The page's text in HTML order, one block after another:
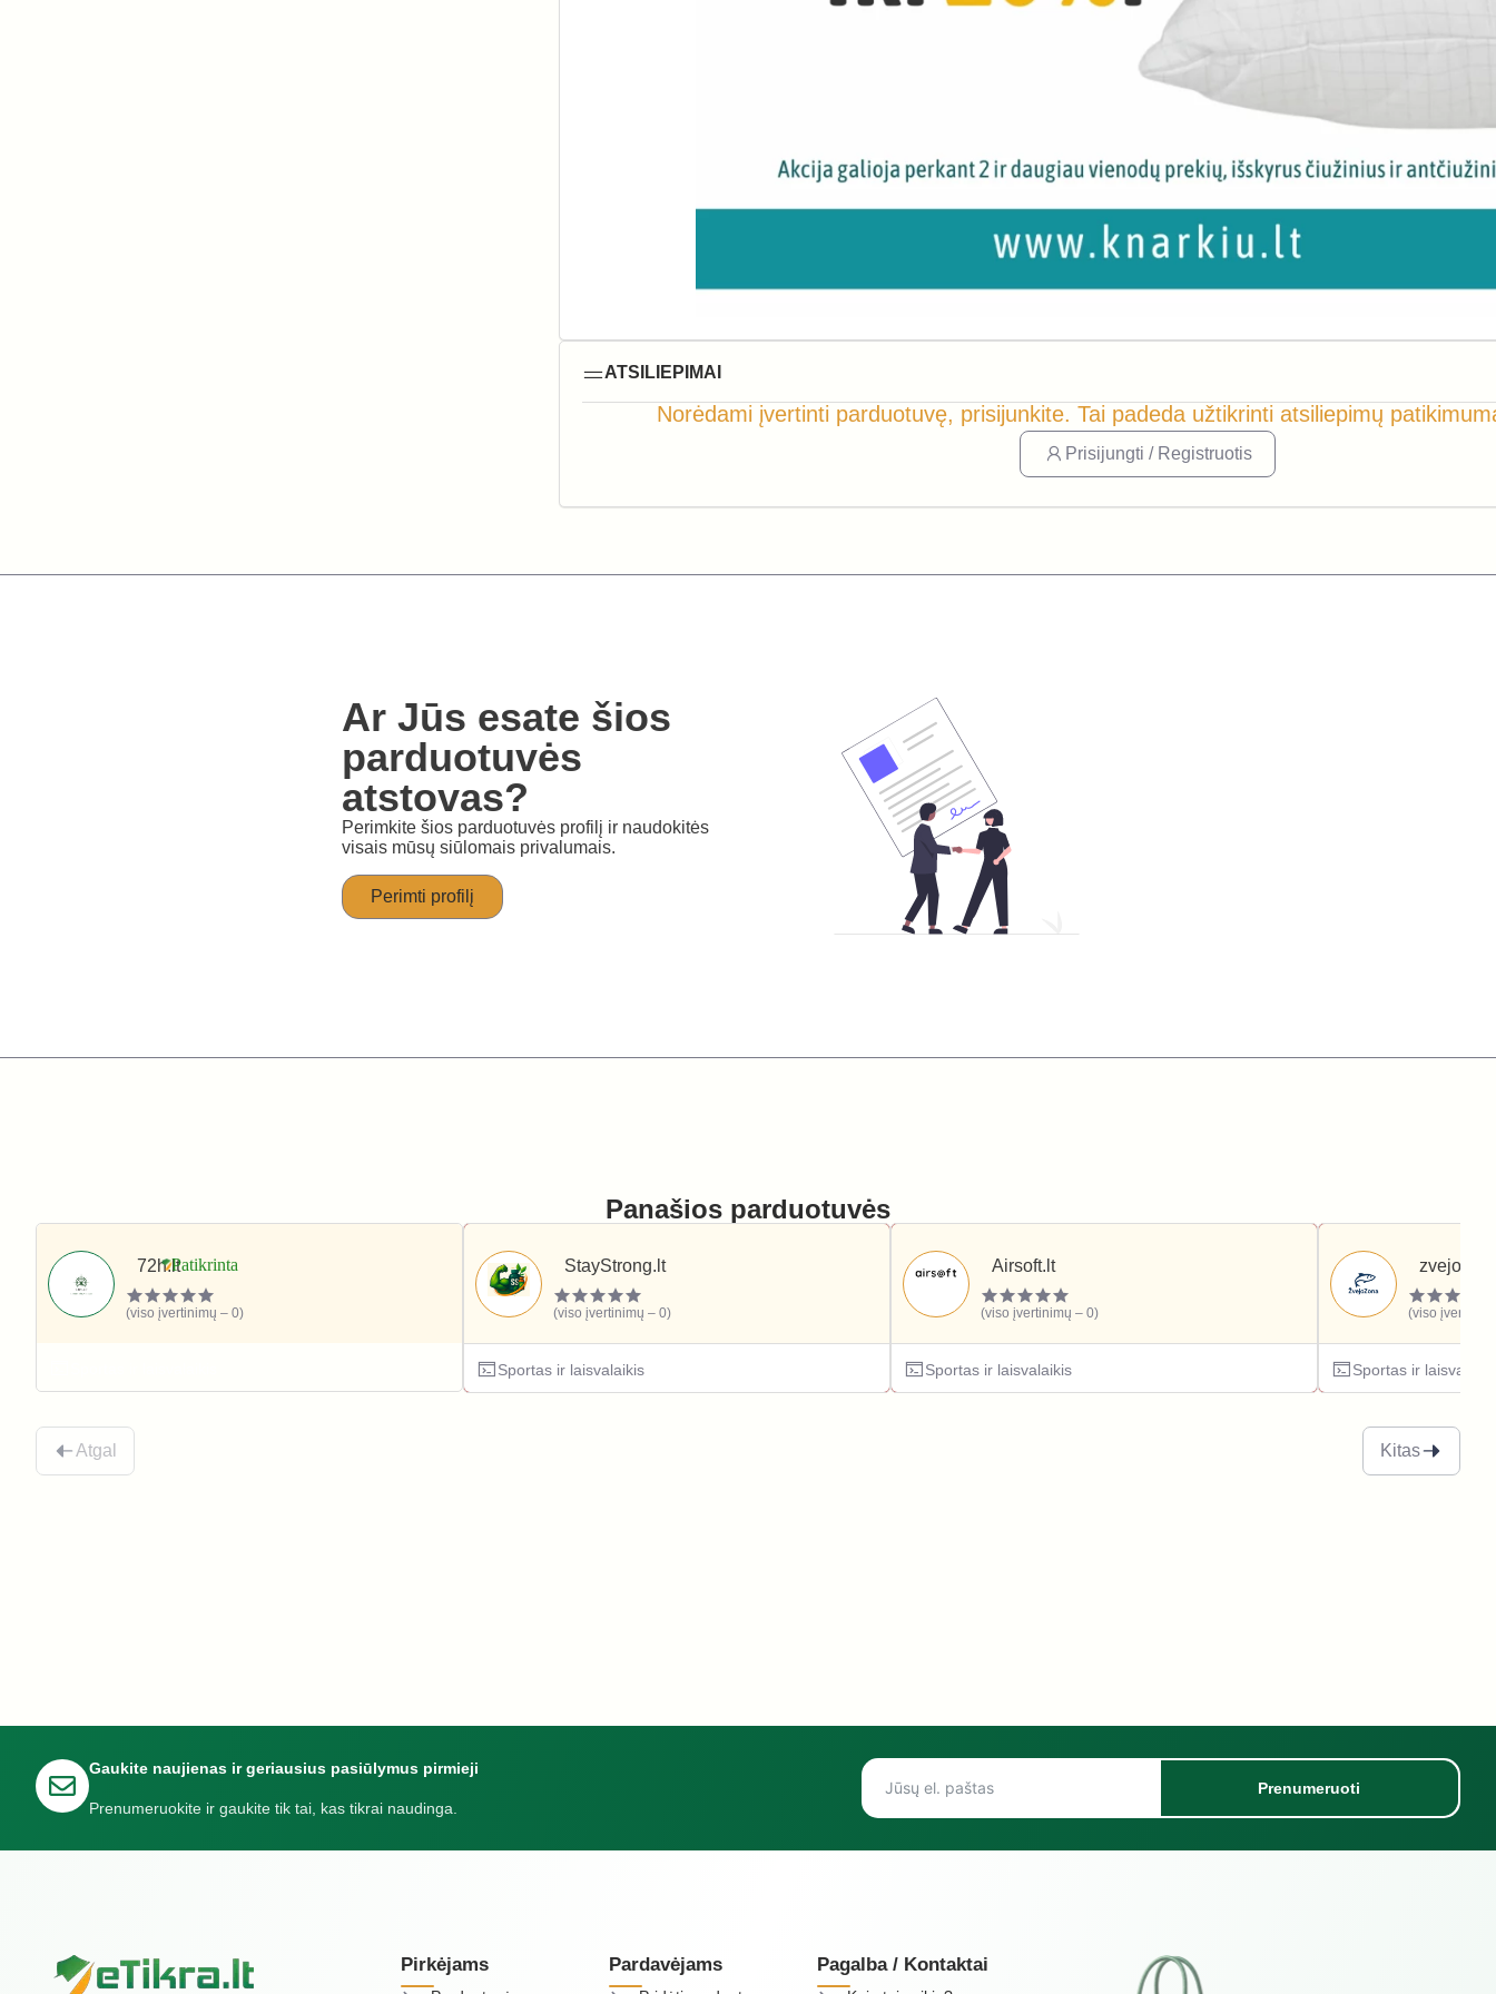
ATSILIEPIMAI
Norėdami įvertinti parduotuvę, prisijunkite. Tai padeda užtikrinti atsiliepimų
Prisijungti / Registruotis
Ar Jūs esate šios
parduotuvės
atstovas?
Perimkite šios parduotuvės profilį ir naudokitės
visais mūsų siūlomais privalumais.
Perimti profilį
Panašios parduotuvės
72h.lt
(viso įvertinimų – 0)
StayStrong.lt
(viso įvertinimų – 0)
Sportas ir laisvalaikis
Airsoft.lt
(viso įvertinimų – 0)
Sportas ir laisvalaikis
(viso
Sportas ir
Atgal Kitas
Gaukite naujienas ir geriausius pasiūlymus pirmieji
Prenumeruokite ir gaukite tik tai, kas tikrai naudinga.
Prenumeruoti
Pirkėjams Pardavėjams Pagalba / Kontaktai